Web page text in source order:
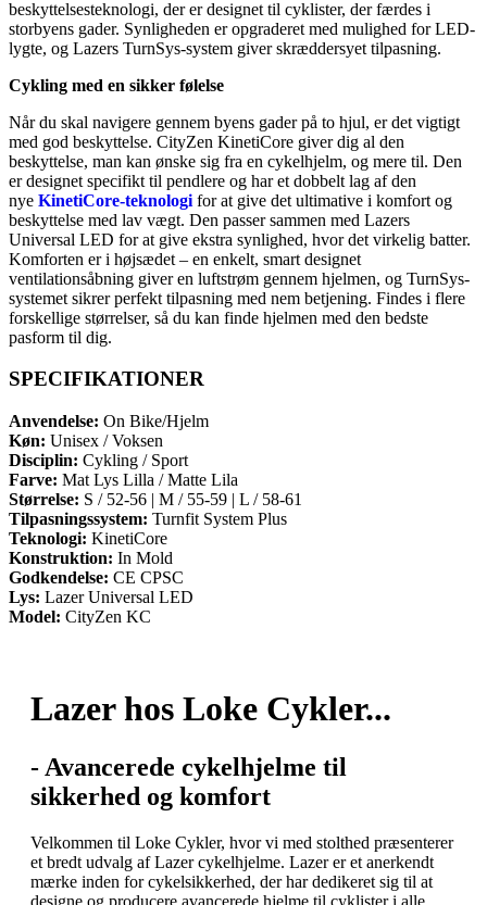
beskyttelsesteknologi, der er designet til cyklister, der færdes i
storbyens gader. Synligheden er opgraderet med mulighed for LED-
lygte, og Lazers TurnSys-system giver skræddersyet tilpasning.
Cykling med en sikker følelse
Når du skal navigere gennem byens gader på to hjul, er det vigtigt
med god beskyttelse. CityZen KinetiCore giver dig al den
beskyttelse, man kan ønske sig fra en cykelhjelm, og mere til. Den
er designet specifikt til pendlere og har et dobbelt lag af den
nye KinetiCore-teknologi for at give det ultimative i komfort og
beskyttelse med lav vægt. Den passer sammen med Lazers
Universal LED for at give ekstra synlighed, hvor det virkelig batter.
Komforten er i højsædet – en enkelt, smart designet
ventilationsåbning giver en luftstrøm gennem hjelmen, og TurnSys-
systemet sikrer perfekt tilpasning med nem betjening. Findes i flere
forskellige størrelser, så du kan finde hjelmen med den bedste
pasform til dig.
SPECIFIKATIONER
Anvendelse: On Bike/Hjelm
Køn: Unisex / Voksen
Disciplin: Cykling / Sport
Farve: Mat Lys Lilla / Matte Lila
Størrelse: S / 52-56 | M / 55-59 | L / 58-61
Tilpasningssystem: Turnfit System Plus
Teknologi: KinetiCore
Konstruktion: In Mold
Godkendelse: CE CPSC
Lys: Lazer Universal LED
Model: CityZen KC
Lazer hos Loke Cykler...
- Avancerede cykelhjelme til
sikkerhed og komfort
Velkommen til Loke Cykler, hvor vi med stolthed præsenterer
et bredt udvalg af Lazer cykelhjelme. Lazer er et anerkendt
mærke inden for cykelsikkerhed, der har dedikeret sig til at
designe og producere avancerede hjelme til cyklister i alle